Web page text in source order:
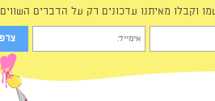
וקבלו מאיתנו עדכונים רק על הדברים השווים